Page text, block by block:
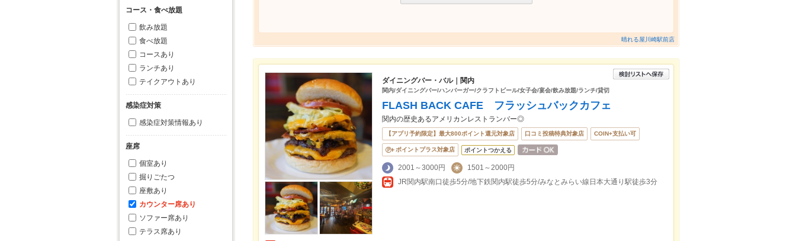
コース・食べ放題
飲み放題
食べ放題
コースあり
ランチあり
テイクアウトあり
感染症対策
感染症対策情報あり
座席
個室あり
掘りごたつ
座敷あり
カウンター席あり
ソファー席あり
テラス席あり
晴れる屋川崎駅前店
ダイニングバー・バル｜関内
関内/ダイニングバー/ハンバーガー/クラフトビール/女子会/宴会/飲み放題/ランチ/貸切
FLASH BACK CAFE フラッシュバックカフェ
関内の歴史あるアメリカンレストランバー◎
【アプリ予約限定】最大800ポイント還元対象店 口コミ投稿特典対象店 COIN+支払い可
ポイントプラス対象店 ポイントつかえる
2001～3000円
1501～2000円
JR関内駅南口徒歩5分/地下鉄関内駅徒歩5分/みなとみらい線日本大通り駅徒歩3分